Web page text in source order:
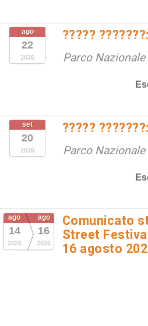
ago
22
2026
?????
Parco
set
20
2026
?????
Parco
ago
14
2026
ago
16
2026
Comunicato
Street
16 agosto